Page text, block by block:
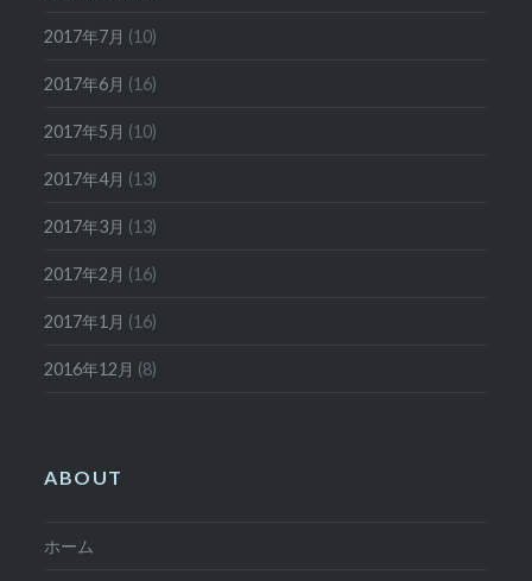
2017年7月 (10)
2017年6月 (16)
2017年5月 (10)
2017年4月 (13)
2017年3月 (13)
2017年2月 (16)
2017年1月 (16)
2016年12月 (8)
ABOUT
ホーム